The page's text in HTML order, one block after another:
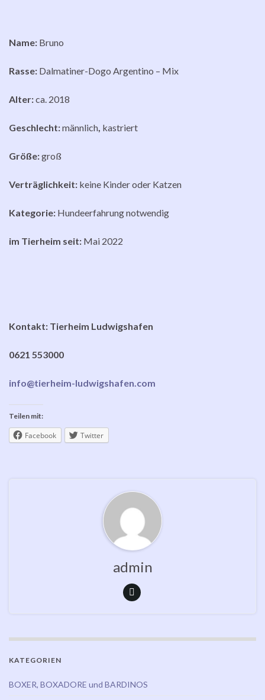
Name: Bruno
Rasse: Dalmatiner-Dogo Argentino – Mix
Alter:ca. 2018
Geschlecht:männlich, kastriert
Größe:groß
Verträglichkeit: keine Kinder oder Katzen
Kategorie: Hundeerfahrung notwendig
im Tierheim seit: Mai 2022
Kontakt: Tierheim Ludwigshafen
0621 553000
info@tierheim-ludwigshafen.com
Teilen mit:
Facebook Twitter
admin
KATEGORIEN
BOXER, BOXADORE und BARDINOS